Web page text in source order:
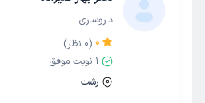
داروسازی
0
(
0 نظر)
1 نوبت موفق
رشت